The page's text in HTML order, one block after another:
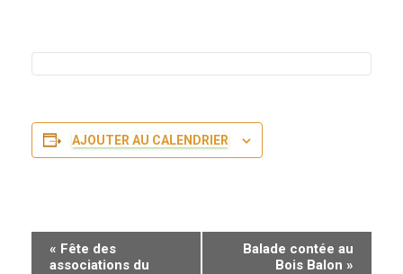
AJOUTER AU CALENDRIER
« Fête des
associations du
Balade contée au
Bois Balon »